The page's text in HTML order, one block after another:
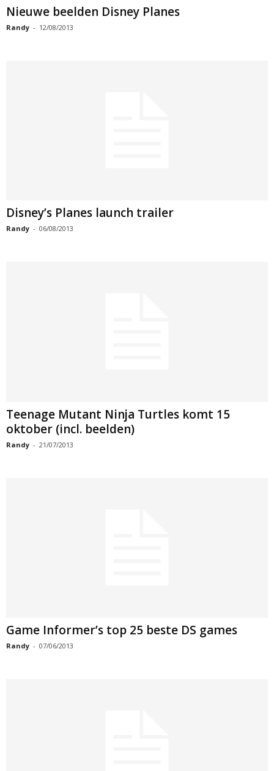
Nieuwe beelden Disney Planes
Randy - 12/08/2013
Disney’s Planes launch trailer
Randy - 06/08/2013
Teenage Mutant Ninja Turtles komt 15
oktober (incl. beelden)
Randy - 21/07/2013
Game Informer’s top 25 beste DS games
Randy - 07/06/2013